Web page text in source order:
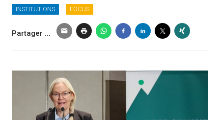
INSTITUTIONS FOCUS
Partager ...